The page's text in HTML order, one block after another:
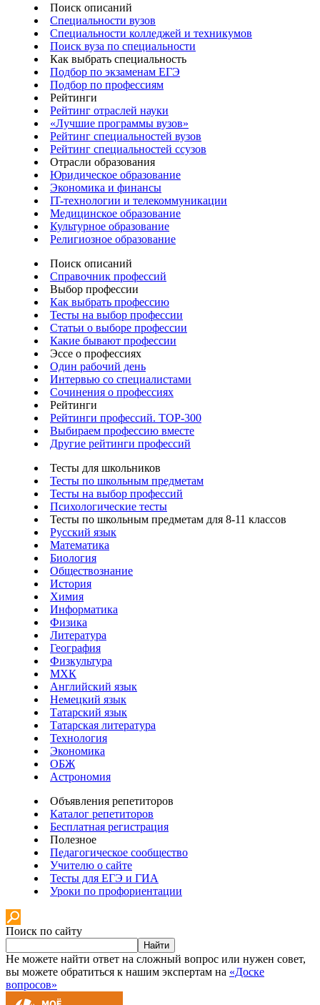
Поиск описаний
Специальности вузов
Специальности колледжей и техникумов
Поиск вуза по специальности
Как выбрать специальность
Подбор по экзаменам ЕГЭ
Подбор по профессиям
Рейтинги
Рейтинг отраслей науки
«Лучшие программы вузов»
Рейтинг специальностей вузов
Рейтинг специальностей ссузов
Отрасли образования
Юридическое образование
Экономика и финансы
IT-технологии и телекоммуникации
Медицинское образование
Культурное образование
Религиозное образование
Поиск описаний
Справочник профессий
Выбор профессии
Как выбрать профессию
Тесты на выбор профессии
Статьи о выборе профессии
Какие бывают профессии
Эссе о профессиях
Один рабочий день
Интервью со специалистами
Сочинения о профессиях
Рейтинги
Рейтинги профессий. TOP-300
Выбираем профессию вместе
Другие рейтинги профессий
Тесты для школьников
Тесты по школьным предметам
Тесты на выбор профессий
Психологические тесты
Тесты по школьным предметам для 8-11 классов
Русский язык
Математика
Биология
Обществознание
История
Химия
Информатика
Физика
Литература
География
Физкультура
МХК
Английский язык
Немецкий язык
Татарский язык
Татарская литература
Технология
Экономика
ОБЖ
Астрономия
Объявления репетиторов
Каталог репетиторов
Бесплатная регистрация
Полезное
Педагогическое сообщество
Учителю о сайте
Тесты для ЕГЭ и ГИА
Уроки по профориентации
Поиск по сайту
Найти
Не можете найти ответ на сложный вопрос или нужен совет,
вы можете обратиться к нашим экспертам на «Доске
вопросов»